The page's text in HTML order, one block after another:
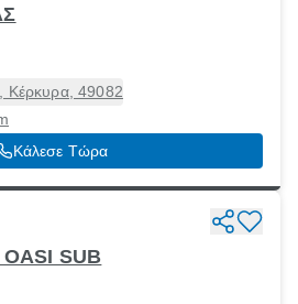
Κέρκυρα, 49082
Κάλεσε Τώρα
SUB